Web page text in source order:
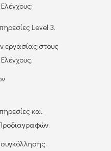
Level 3.
εργασίας στους
και